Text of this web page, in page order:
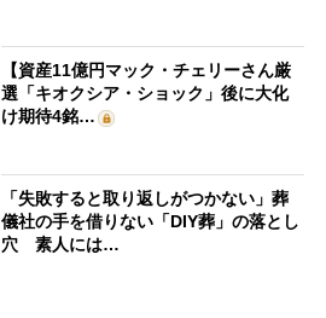
【資産11億円マック・チェリーさん厳
選「キオクシア・ショック」後に大化
け期待4銘…
「失敗すると取り返しがつかない」葬
儀社の手を借りない「DIY葬」の落とし
穴 素人には…